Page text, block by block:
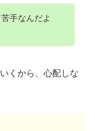
手なんだよ
くから、心配しな